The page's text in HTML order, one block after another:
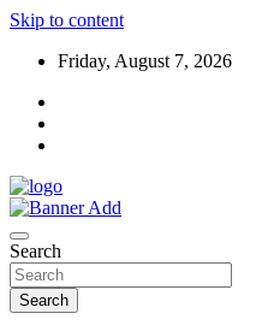
Skip to content
Friday, August 7, 2026
Search
Search